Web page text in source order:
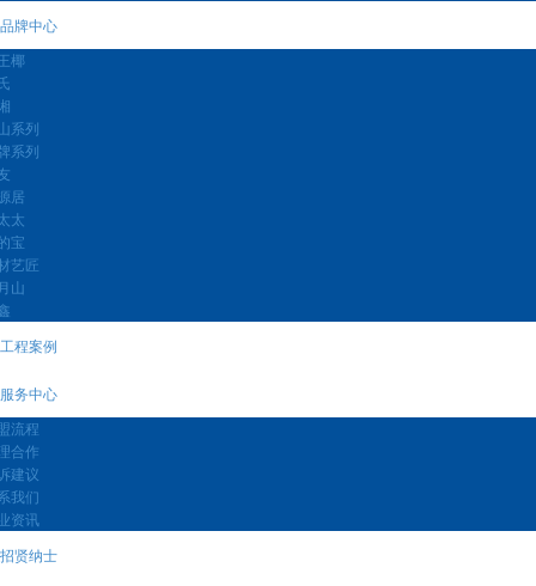
品牌中心
椰
系列
系列
居
太
宝
艺匠
山
工程案例
服务中心
流程
合作
建议
我们
资讯
招贤纳士